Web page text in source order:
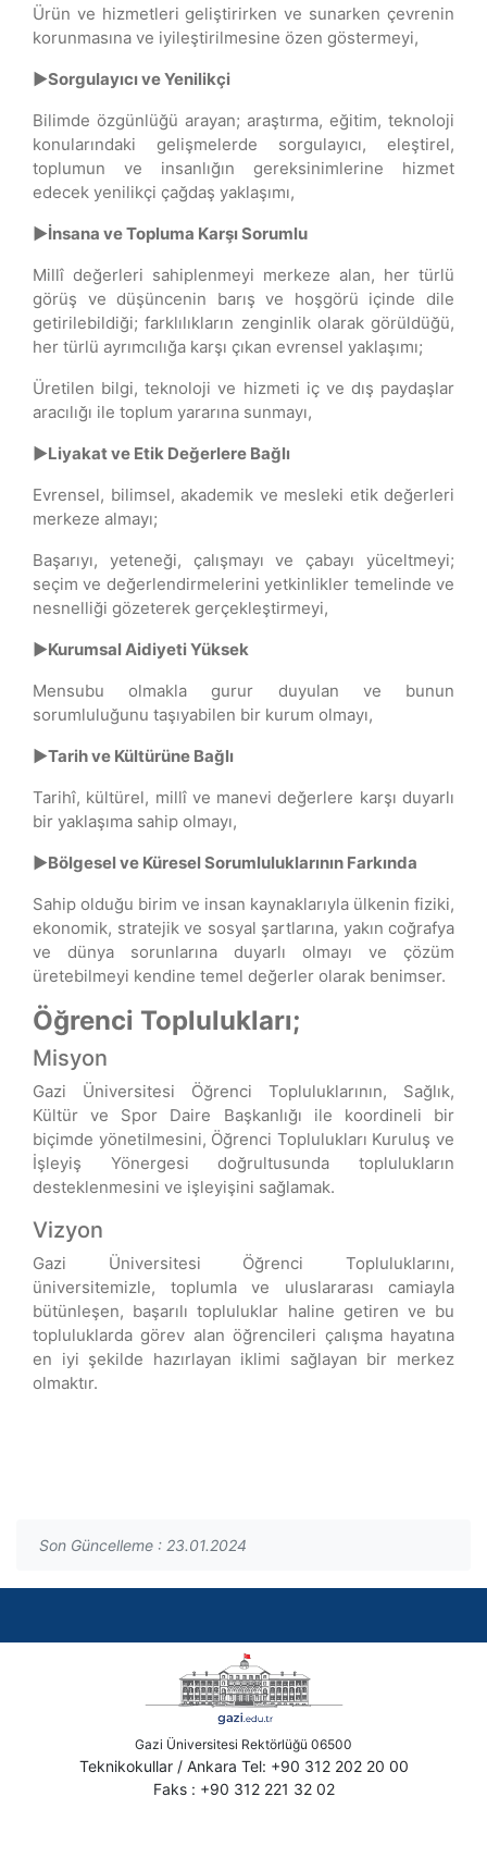
Ürün ve hizmetleri geliştirirken ve sunarken çevrenin
korunmasına ve iyileştirilmesine özen göstermeyi,
►Sorgulayıcı ve Yenilikçi
Bilimde özgünlüğü arayan; araştırma, eğitim, teknoloji
konularındaki gelişmelerde sorgulayıcı, eleştirel,
toplumun ve insanlığın gereksinimlerine hizmet
edecek yenilikçi çağdaş yaklaşımı,
►İnsana ve Topluma Karşı Sorumlu
Millî değerleri sahiplenmeyi merkeze alan, her türlü
görüş ve düşüncenin barış ve hoşgörü içinde dile
getirilebildiği; farklılıkların zenginlik olarak görüldüğü,
her türlü ayrımcılığa karşı çıkan evrensel yaklaşımı;
Üretilen bilgi, teknoloji ve hizmeti iç ve dış paydaşlar
aracılığı ile toplum yararına sunmayı,
►Liyakat ve Etik Değerlere Bağlı
Evrensel, bilimsel, akademik ve mesleki etik değerleri
merkeze almayı;
Başarıyı, yeteneği, çalışmayı ve çabayı yüceltmeyi;
seçim ve değerlendirmelerini yetkinlikler temelinde ve
nesnelliği gözeterek gerçekleştirmeyi,
►Kurumsal Aidiyeti Yüksek
Mensubu olmakla gurur duyulan ve bunun
sorumluluğunu taşıyabilen bir kurum olmayı,
►Tarih ve Kültürüne Bağlı
Tarihî, kültürel, millî ve manevi değerlere karşı duyarlı
bir yaklaşıma sahip olmayı,
►Bölgesel ve Küresel Sorumluluklarının Farkında
Sahip olduğu birim ve insan kaynaklarıyla ülkenin fiziki,
ekonomik, stratejik ve sosyal şartlarına, yakın coğrafya
ve dünya sorunlarına duyarlı olmayı ve çözüm
üretebilmeyi kendine temel değerler olarak benimser.
Öğrenci Toplulukları;
Misyon
Gazi Üniversitesi Öğrenci Topluluklarının, Sağlık,
Kültür ve Spor Daire Başkanlığı ile koordineli bir
biçimde yönetilmesini, Öğrenci Toplulukları Kuruluş ve
İşleyiş Yönergesi doğrultusunda toplulukların
desteklenmesini ve işleyişini sağlamak.
Vizyon
Gazi Üniversitesi Öğrenci Topluluklarını,
üniversitemizle, toplumla ve uluslararası camiayla
bütünleşen, başarılı topluluklar haline getiren ve bu
topluluklarda görev alan öğrencileri çalışma hayatına
en iyi şekilde hazırlayan iklimi sağlayan bir merkez
olmaktır.
Son Güncelleme : 23.01.2024
Gazi Üniversitesi Rektörlüğü 06500
Teknikokullar / Ankara Tel: +90 312 202 20 00
Faks : +90 312 221 32 02